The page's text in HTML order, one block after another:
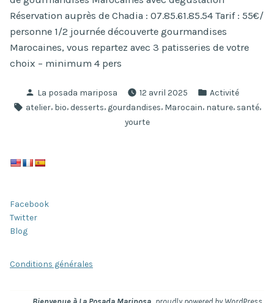
Réservation auprès de Chadia : 07.85.61.85.54 Tarif : 55€/
personne 1/2 journée découverte gourmandises
Marocaines, vous repartez avec 3 patisseries de votre
choix – minimum 4 pers
Publié
par
La posada mariposa 12 avril 2025
Publié
dans
Activité
Étiquettes :
atelier, bio desserts gourdandises Marocain nature, santé,
yourte
Facebook
Twitter
Blog
Conditions générales
Bienvenue à La Posada Mariposa proudly powered by WordPress